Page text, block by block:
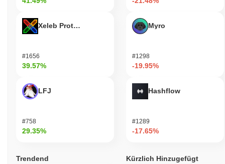
Xeleb Protocol
#1656
39.57%
LFJ
#758
29.35%
Myro
#1298
-19.95%
Hashflow
#1289
-17.65%
Trendend Kürzlich Hinzugefügt